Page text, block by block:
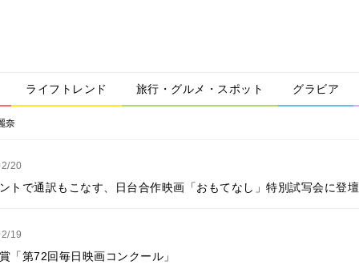
ライフトレンド 旅行・グルメ・スポット グラビア
奈
20
トで通訳もこなす、日台合作映画「おもてなし」特別試写会に登壇
19
「第72回毎日映画コンクール」